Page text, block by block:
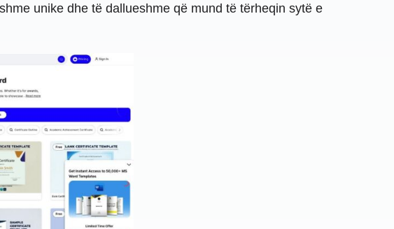
unike dhe të dallueshme që mund të tërheqin sytë e